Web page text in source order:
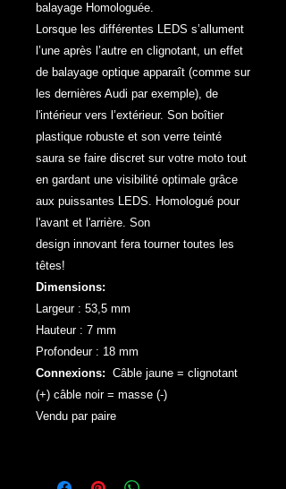
balayage Homologuée.
Lorsque les différentes LEDS s’allument
l’une après l’autre en clignotant, un effet
de balayage optique apparaît (comme sur
les dernières Audi par exemple), de
l'intérieur vers l’extérieur. Son boîtier
plastique robuste et son verre teinté
saura se faire discret sur votre moto tout
en gardant une visibilité optimale grâce
aux puissantes LEDS. Homologué pour
l'avant et l'arrière. Son
design innovant fera tourner toutes les
têtes!
Dimensions:
Largeur : 53,5 mm
Hauteur : 7 mm
Profondeur : 18 mm
Connexions: Câble jaune = clignotant
(+) câble noir = masse (-)
Vendu par paire